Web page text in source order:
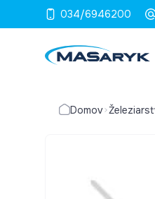
034/6946200
Domov